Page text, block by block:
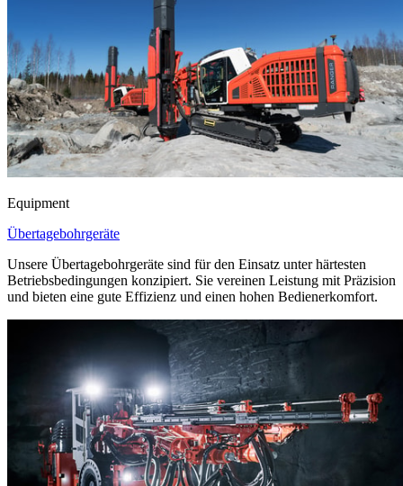
Equipment
Übertagebohrgeräte
Unsere Übertagebohrgeräte sind für den Einsatz unter härtesten
Betriebsbedingungen konzipiert. Sie vereinen Leistung mit Präzision
und bieten eine gute Effizienz und einen hohen Bedienerkomfort.